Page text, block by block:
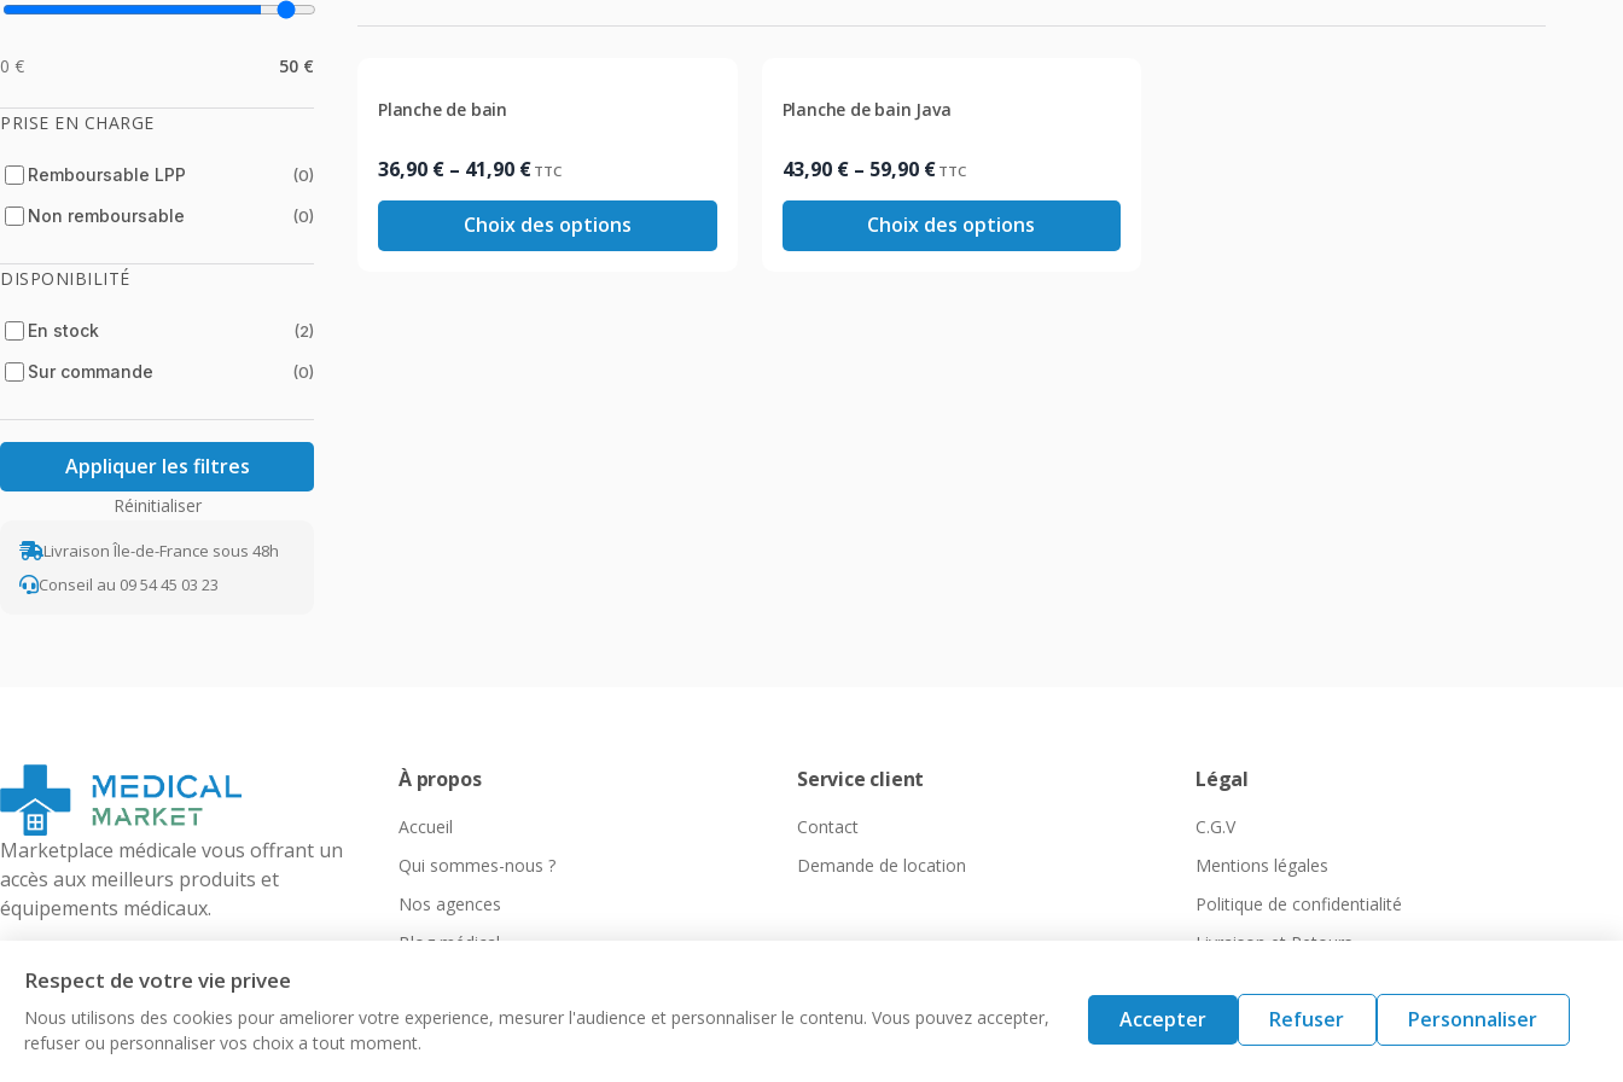
0 € 50 €
PRISE EN CHARGE
Remboursable LPP (0)
Non remboursable (0)
DISPONIBILITÉ
En stock (2)
Sur commande (0)
Appliquer les filtres
Réinitialiser
Livraison Île-de-France sous 48h
Conseil au 09 54 45 03 23
Planche de bain
36,90 € – 41,90 €
Plage
de
36,90 €
TTC
Choix des options
Planche de bain Java
43,90 €– 59,90 €
Plage
de
43,90 €
TTC
Choix des options
Marketplace médicale vous offrant un
accès aux meilleurs produits et
équipements médicaux.
À propos
Accueil
Qui sommes-nous ?
Nos agences
Blog médical
Service client
Contact
Demande de location
Légal
C.G.V
Mentions légales
Politique de confidentialité
Livraison et Retours
Medical-Market. Tous droits réservés.
Respect de votre vie privee
Nous utilisons des cookies pour ameliorer votre experience, mesurer l'audience et personnaliser le contenu. Vous pouvez accepter,
refuser ou personnaliser vos choix a tout moment.
Accepter Refuser Personnaliser